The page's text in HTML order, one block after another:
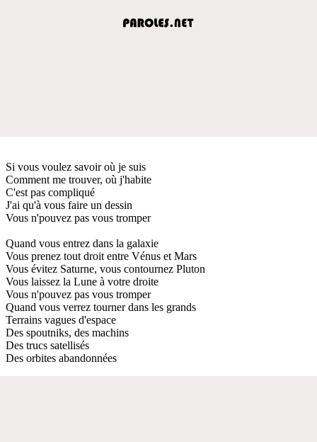
Si vous voulez savoir où je suis
Comment me trouver, où j'habite
C'est pas compliqué
J'ai qu'à vous faire un dessin
Vous n'pouvez pas vous tromper
Quand vous entrez dans la galaxie
Vous prenez tout droit entre Vénus et Mars
Vous évitez Saturne, vous contournez Pluton
Vous laissez la Lune à votre droite
Vous n'pouvez pas vous tromper
Quand vous verrez tourner dans les grands
Terrains vagues d'espace
Des spoutniks, des machins
Des trucs satellisés
Des orbites abandonnées